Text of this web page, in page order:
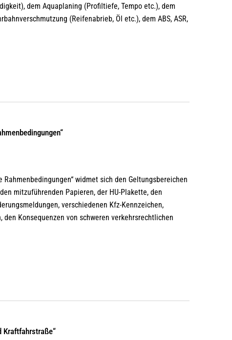
dem Aquaplaning (Profiltiefe, Tempo etc.), dem
(Reifenabrieb, Öl etc.), dem ABS, ASR,
Rahmenbedingungen“ widmet sich den Geltungsbereichen
mitzuführenden Papieren, der HU-Plakette, den
verschiedenen Kfz-Kennzeichen,
den Konsequenzen von schweren verkehrsrechtlichen
Kraftfahrstraße“